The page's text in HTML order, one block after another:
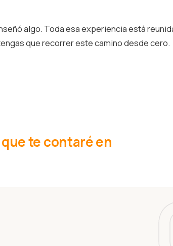
algo. Toda esa experiencia está
que recorrer este camino desde cero.
te contaré en